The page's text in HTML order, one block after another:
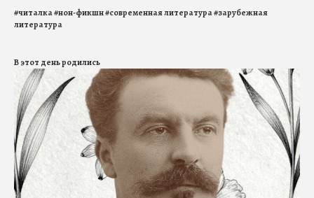
#читалка#нон-фикшн#современная литература#зарубежная
литература
В этот день родились